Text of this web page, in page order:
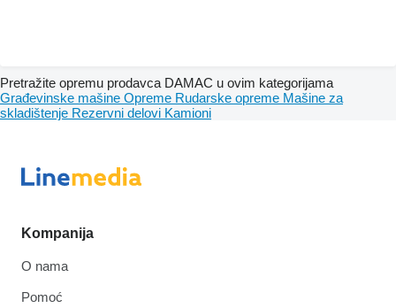
Pretražite opremu prodavca DAMAC u ovim kategorijama
Građevinske mašine Opreme Rudarske opreme Mašine za
skladištenje Rezervni delovi Kamioni
Kompanija
O nama
Pomoć